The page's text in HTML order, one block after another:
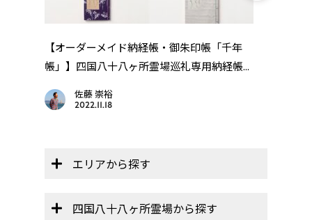
【オーダーメイド納経帳・御朱印帳「千年
帳」】四国八十八ヶ所霊場巡礼専用納経帳...
佐藤 崇裕
2022.11.18
エリアから探す
四国八十八ヶ所霊場から探す